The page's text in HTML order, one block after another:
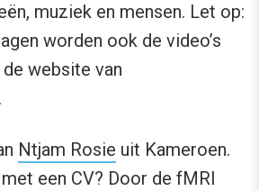
muziek en mensen. Let op:
worden ook de video’s
website van
.
Ntjam Rosie uit Kameroen.
een CV? Door de fMRI